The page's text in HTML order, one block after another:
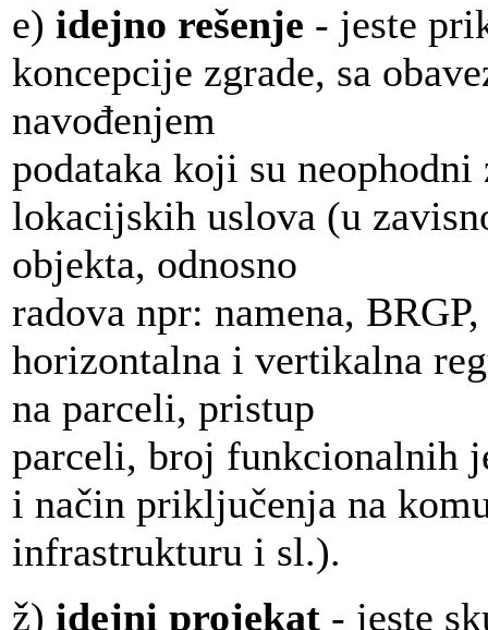
e) idejno rešenje - jeste
koncepcije zgrade, sa
navođenjem
podataka koji su
lokacijskih uslova (u
objekta, odnosno
radova npr: namena,
horizontalna i vertikalna
na parceli, pristup
parceli, broj funkcionalnih
i način priključenja na
infrastrukturu i sl.).
ž) idejni projekat - jeste